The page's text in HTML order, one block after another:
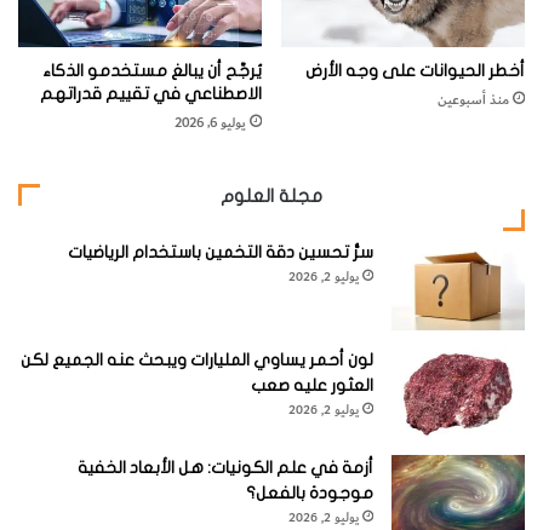
س
ب
بَ
أ
اً
أخطر الحيوانات على وجه الأرض
منذ أسبوعين
يُرجَّح أن يبالغ مستخدمو الذكاء
الاصطناعي في تقييم قدراتهم
يوليو 6, 2026
مجلة العلوم
سرُّ تحسين دقة التخمين باستخدام الرياضيات
يوليو 2, 2026
لون أحمر يساوي المليارات ويبحث عنه الجميع لكن
العثور عليه صعب
يوليو 2, 2026
أزمة في علم الكونيات: هل الأبعاد الخفية
موجودة بالفعل؟
يوليو 2, 2026